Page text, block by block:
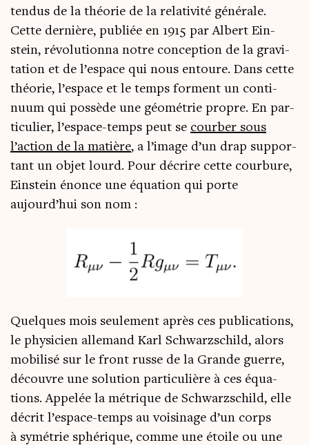
ten­dus de la théo­rie de la rela­ti­vi­té géné­rale.
Cette der­nière, publiée en 1915 par Albert Ein­
stein, révo­lu­tion­na notre concep­tion de la gra­vi­
ta­tion et de l’espace qui nous entoure. Dans cette
théo­rie, l’espace et le temps forment un conti­
nuum qui pos­sède une géo­mé­trie propre. En par­
ti­cu­lier, l’espace-temps peut se cour­ber sous
l’action de la matière, a l’image d’un drap sup­por­
tant un objet lourd. Pour décrire cette cour­bure,
Ein­stein énonce une équa­tion qui porte
aujourd’hui son nom :
Quelques mois seule­ment après ces publi­ca­tions,
le phy­si­cien alle­mand Karl Schwarz­schild, alors
mobi­li­sé sur le front russe de la Grande guerre,
découvre une solu­tion par­ti­cu­lière à ces équa­
tions. Appe­lée la métrique de Schwarz­schild, elle
décrit l’espace-temps au voi­si­nage d’un corps
à symé­trie sphé­rique, comme une étoile ou une